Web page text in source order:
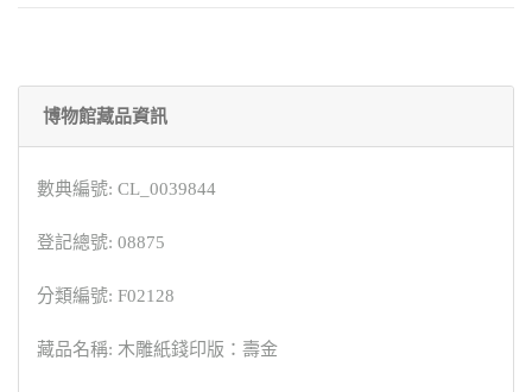
博物館藏品資訊
數典編號: CL_0039844
登記總號: 08875
分類編號: F02128
藏品名稱: 木雕紙錢印版：壽金